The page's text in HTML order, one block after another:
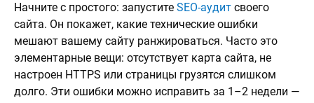
Начните с простого: запустите SEO-аудит своего
сайта. Он покажет, какие технические ошибки
мешают вашему сайту ранжироваться. Часто это
элементарные вещи: отсутствует карта сайта, не
настроен HTTPS или страницы грузятся слишком
долго. Эти ошибки можно исправить за 1–2 недели —